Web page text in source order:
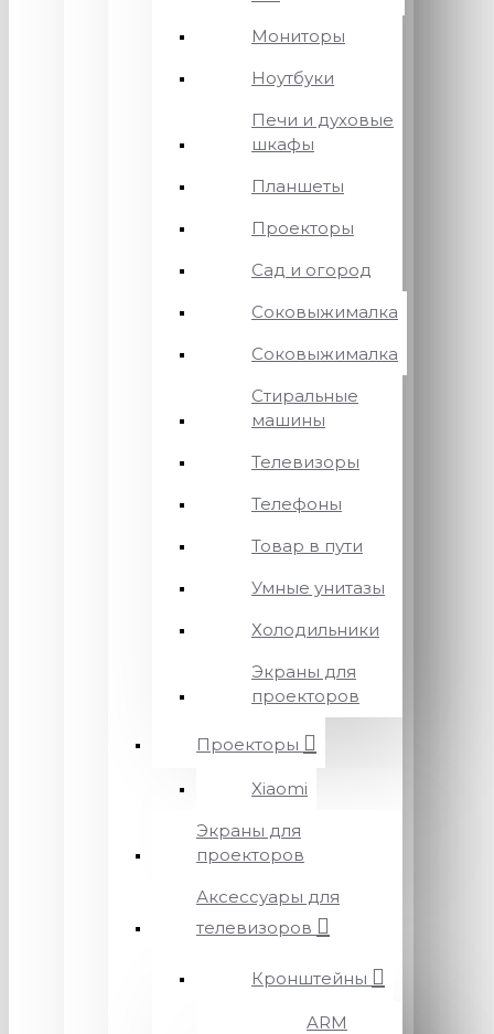
Мониторы
Ноутбуки
Печи и духовые
шкафы
Планшеты
Проекторы
Сад и огород
Соковыжималка
Соковыжималка
Стиральные
машины
Телевизоры
Телефоны
Товар в пути
Умные унитазы
Холодильники
Экраны для
проекторов
Проекторы
Xiaomi
Экраны для
проекторов
Аксессуары для
телевизоров
Кронштейны
ARM